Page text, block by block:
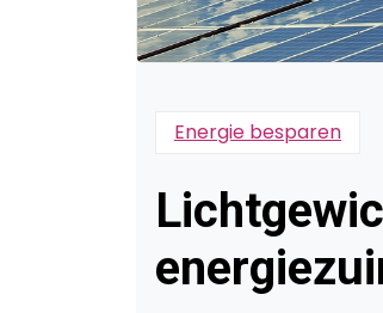
Energie besparen